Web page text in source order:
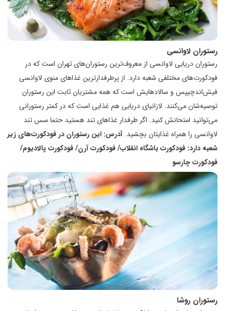
رستوران لاوانسی
رستوران دریایی لاوانسی از معروف‌ترین رستوران‌های تهران است که در
فودکورت‌های مختلفی شعبه دارد. از پرطرفدارترین غذاهای منوی لاوانسی
فیش‌اندچیپس و سالادهایش است که همه مشتریان ثابت این رستوران
توصیه‌شان می‌کنند. لازانیای دریایی هم غذایی است که در کمتر رستورانی
می‌توانید امتحانش کنید. اگر طرفدار غذاهای تند هستید حتما سس تند
لاوانسی را همراه غذایتان بچشید. آدرس: این رستوران در فودکورت‌های زیر
شعبه دارد: فودکورت باشگاه انقلاب/ فودکورت آرن/ فودکورت پالادیوم/
فودکورت چارسو
رستوران روشا